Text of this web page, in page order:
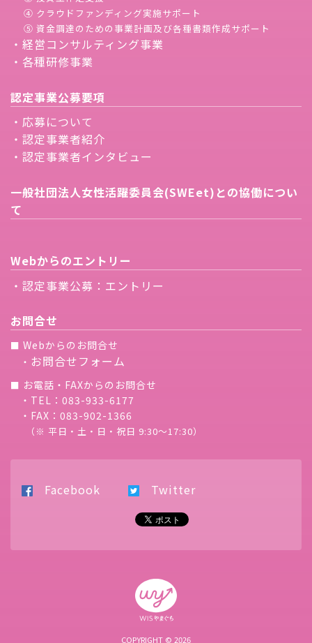
④ クラウドファンディング実施サポート
⑤ 資金調達のための事業計画及び各種書類作成サポート
・経営コンサルティング事業
・各種研修事業
認定事業公募要項
・応募について
・認定事業者紹介
・認定事業者インタビュー
一般社団法人女性活躍委員会(SWEet)との協働につい
て
Webからのエントリー
・認定事業公募：エントリー
お問合せ
■ Webからのお問合せ
・ お問合せフォーム
■ お電話・FAXからのお問合せ
・TEL：083-933-6177
・FAX：083-902-1366
（※ 平日・土・日・祝日 9:30〜17:30）
Facebook Twitter
COPYRIGHT © 2026